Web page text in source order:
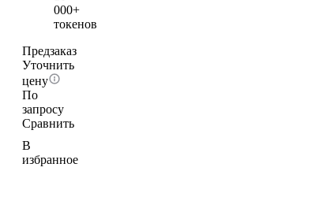
000+
токенов
Предзаказ
Уточнить
цену
По
запросу
Сравнить
В
избранное